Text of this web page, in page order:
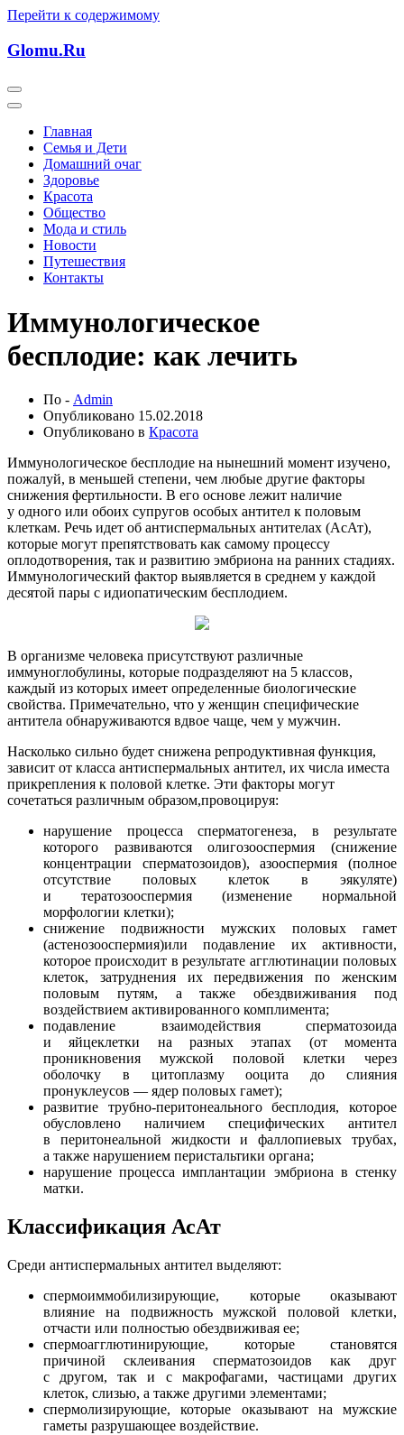
Перейти к содержимому
Glomu.Ru
Главная
Семья и Дети
Домашний очаг
Здоровье
Красота
Общество
Мода и стиль
Новости
Путешествия
Контакты
Иммунологическое
бесплодие: как лечить
По - Admin
Опубликовано 15.02.2018
Опубликовано в Красота
Иммунологическое бесплодие на нынешний момент изучено,
пожалуй, в меньшей степени, чем любые другие факторы
снижения фертильности. В его основе лежит наличие
у одного или обоих супругов особых антител к половым
клеткам. Речь идет об антиспермальных антителах (АсАт),
которые могут препятствовать как самому процессу
оплодотворения, так и развитию эмбриона на ранних стадиях.
Иммунологический фактор выявляется в среднем у каждой
десятой пары с идиопатическим бесплодием.
В организме человека присутствуют различные
иммуноглобулины, которые подразделяют на 5 классов,
каждый из которых имеет определенные биологические
свойства. Примечательно, что у женщин специфические
антитела обнаруживаются вдвое чаще, чем у мужчин.
Насколько сильно будет снижена репродуктивная функция,
зависит от класса антиспермальных антител, их числа иместа
прикрепления к половой клетке. Эти факторы могут
сочетаться различным образом,провоцируя:
нарушение процесса сперматогенеза, в результате
которого развиваются олигозооспермия (снижение
концентрации сперматозоидов), азооспермия (полное
отсутствие половых клеток в эякуляте)
и тератозооспермия (изменение нормальной
морфологии клетки);
снижение подвижности мужских половых гамет
(астенозооспермия)или подавление их активности,
которое происходит в результате агглютинации половых
клеток, затруднения их передвижения по женским
половым путям, а также обездвиживания под
воздействием активированного комплимента;
подавление взаимодействия сперматозоида
и яйцеклетки на разных этапах (от момента
проникновения мужской половой клетки через
оболочку в цитоплазму ооцита до слияния
пронуклеусов — ядер половых гамет);
развитие трубно-перитонеального бесплодия, которое
обусловлено наличием специфических антител
в перитонеальной жидкости и фаллопиевых трубах,
а также нарушением перистальтики органа;
нарушение процесса имплантации эмбриона в стенку
матки.
Классификация АсАт
Среди антиспермальных антител выделяют:
спермоиммобилизирующие, которые оказывают
влияние на подвижность мужской половой клетки,
отчасти или полностью обездвиживая ее;
спермоагглютинирующие, которые становятся
причиной склеивания сперматозоидов как друг
с другом, так и с макрофагами, частицами других
клеток, слизью, а также другими элементами;
спермолизирующие, которые оказывают на мужские
гаметы разрушающее воздействие.